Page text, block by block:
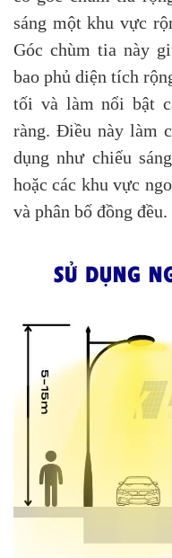
sáng một khu vực
Góc chùm tia này
bao phủ diện tích
tối và làm nổi bật
ràng. Điều này làm
dụng như chiếu
hoặc các khu vực
và phân bố đồng đều.